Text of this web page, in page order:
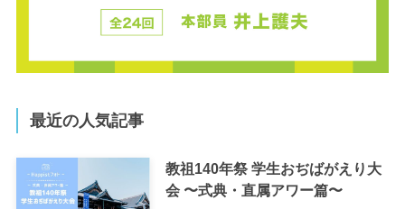
最近の人気記事
教祖140年祭 学生おぢばがえり大
会 〜式典・直属アワー篇〜